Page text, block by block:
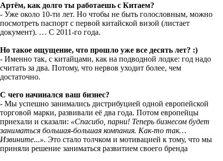
Артём, как долго ты работаешь с Китаем?
- Уже около 10-ти лет. Но чтобы не быть голословным, можно
посмотреть паспорт с первой китайской визой (листает
документ). … С 2011-го года.
Но такое ощущение, что прошло уже все десять лет? :)
- Именно так, с китайцами, как на подводной лодке: год надо
считать за два. Потому, что нервов уходит более, чем
достаточно.
С чего начинался ваш бизнес?
- Мы успешно занимались дистрибуцией одной европейской
торговой марки, развивали её два года. Потом европейцы
приехали и сказали: «Спасибо, парни! Теперь бизнесом будет
заниматься большая-большая компания. Как-то так…
Извините...». Это стало толчком и мотивацией к тому, что мы
приняли решение заниматься развитием своего бренда